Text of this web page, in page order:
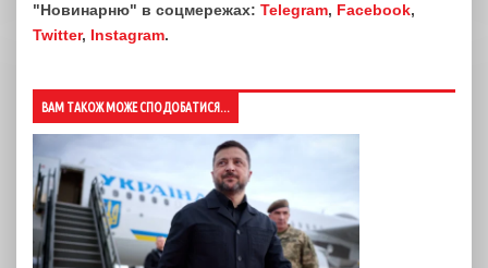
"Новинарню" в соцмережах: Telegram, Facebook,
Twitter, Instagram.
ВАМ ТАКОЖ МОЖЕ СПОДОБАТИСЯ...